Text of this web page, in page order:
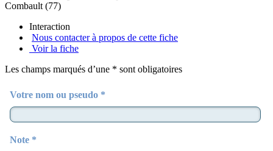
Interaction
Nous contacter à propos de cette fiche
Voir la fiche
Les champs marqués d’une * sont obligatoires
Votre nom ou pseudo *
Note *